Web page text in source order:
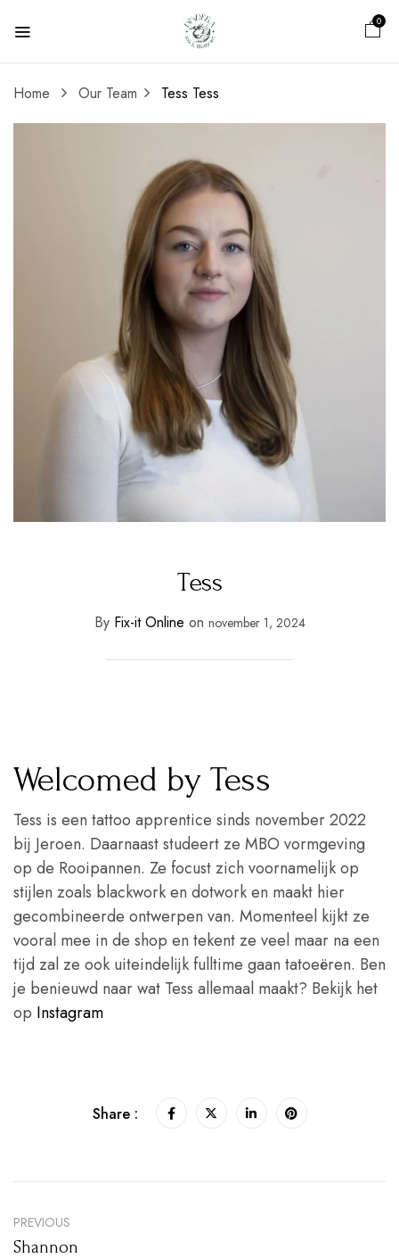
0
Home Our Team Tess Tess
Tess
By Fix-it Online on november 1, 2024
Welcomed by Tess
Tess is een tattoo apprentice sinds november 2022
bij Jeroen. Daarnaast studeert ze MBO vormgeving
op de Rooipannen. Ze focust zich voornamelijk op
stijlen zoals blackwork en dotwork en maakt hier
gecombineerde ontwerpen van. Momenteel kijkt ze
vooral mee in de shop en tekent ze veel maar na een
tijd zal ze ook uiteindelijk fulltime gaan tatoeëren. Ben
je benieuwd naar wat Tess allemaal maakt? Bekijk het
op Instagram
Share :
PREVIOUS
Shannon